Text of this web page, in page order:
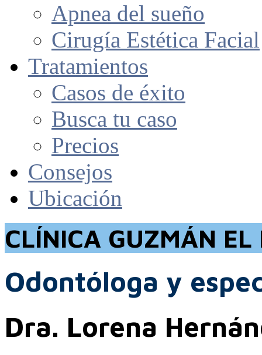
Apnea del sueño
Cirugía Estética Facial
Tratamientos
Casos de éxito
Busca tu caso
Precios
Consejos
Ubicación
CLÍNICA GUZMÁN EL
Odontóloga y
Dra. Lorena